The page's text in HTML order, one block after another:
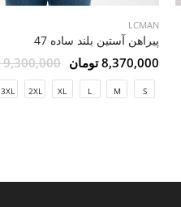
LCMAN
پیراهن آستین بلند ساده 47
8,370,000 تومان 9,300,000 تومان
S
M
L
XL
2XL
3XL